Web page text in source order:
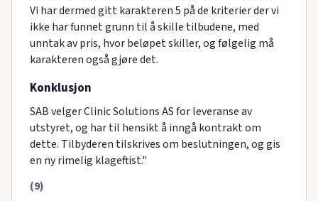
Vi har dermed gitt karakteren 5 på de kriterier der vi
ikke har funnet grunn til å skille tilbudene, med
unntak av pris, hvor beløpet skiller, og følgelig må
karakteren også gjøre det.
Konklusjon
SAB velger Clinic Solutions AS for leveranse av
utstyret, og har til hensikt å inngå kontrakt om
dette. Tilbyderen tilskrives om beslutningen, og gis
en ny rimelig klageftist."
(9)